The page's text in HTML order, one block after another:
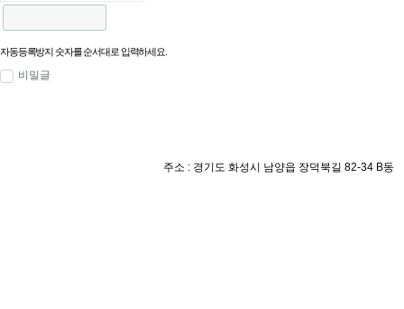
자동등록방지 숫자를 순서대로 입력하세요.
비밀글
주소 : 경기도 화성시 남양읍 장덕북길 82-34